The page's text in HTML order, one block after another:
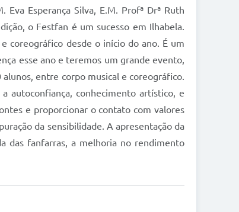
Eva Esperança Silva, E.M. Profª Drª Ruth
o Festfan é um sucesso em Ilhabela.
coreográfico desde o início do ano. É um
esse ano e teremos um grande evento,
entre corpo musical e coreográfico.
autoconfiança, conhecimento artístico, e
e proporcionar o contato com valores
da sensibilidade. A apresentação da
das fanfarras, a melhoria no rendimento